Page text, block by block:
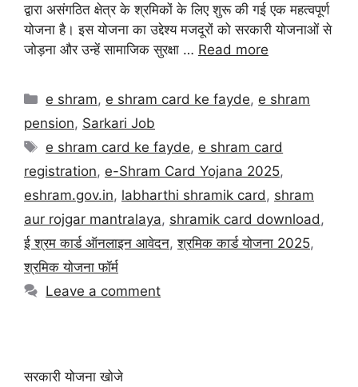
द्वारा असंगठित क्षेत्र के श्रमिकों के लिए शुरू की गई एक महत्वपूर्ण
योजना है। इस योजना का उद्देश्य मजदूरों को सरकारी योजनाओं से
जोड़ना और उन्हें सामाजिक सुरक्षा … Read more
e shram, e shram card ke fayde, e shram
pension, Sarkari Job
e shram card ke fayde, e shram card
registration, e-Shram Card Yojana 2025,
eshram.gov.in, labharthi shramik card , shram
aur rojgar mantralaya, shramik card download ,
ई श्रम कार्ड ऑनलाइन आवेदन,श्रमिक कार्ड योजना 2025,
श्रमिक योजना फॉर्म
Leave a comment
सरकारी योजना खोजे